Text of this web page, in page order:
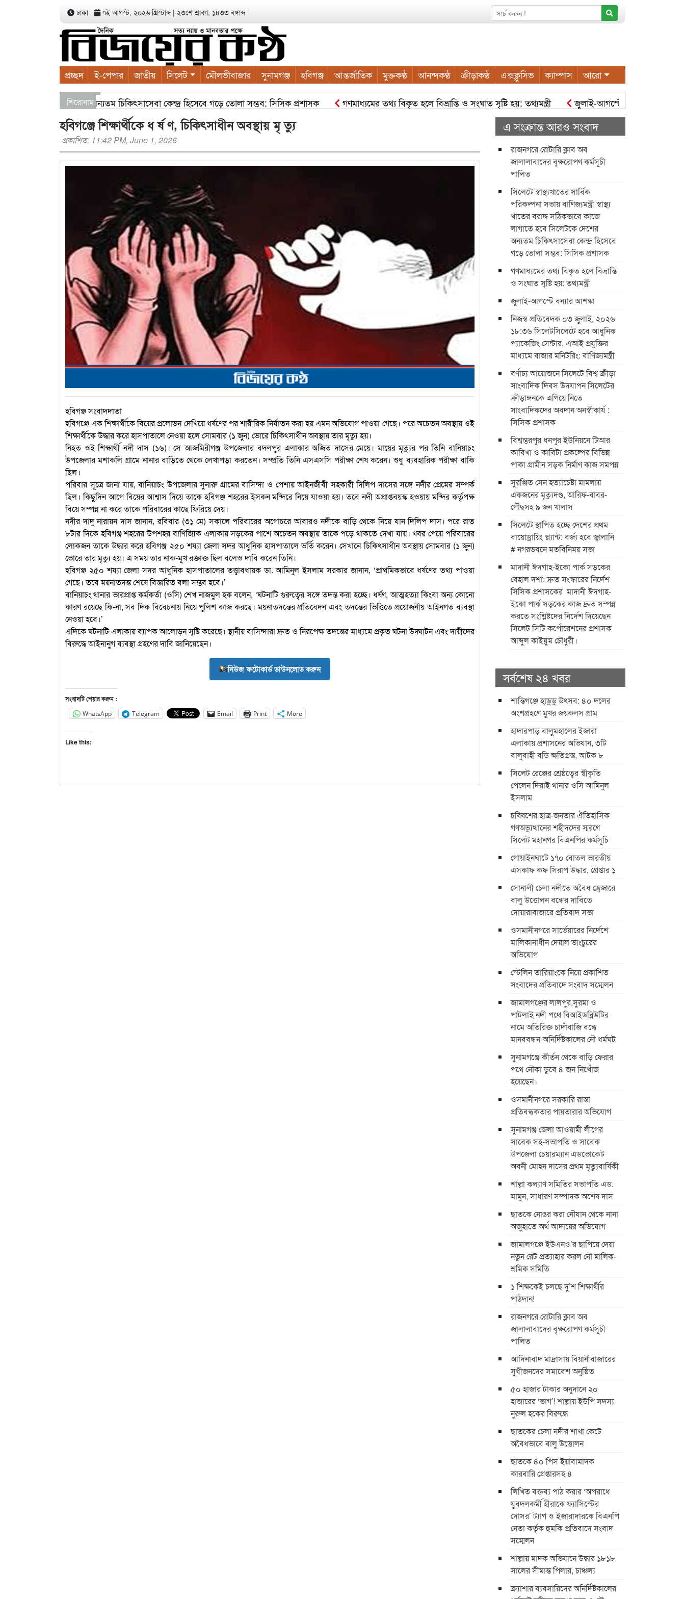
ঢাকা ৭ই আগস্ট, ২০২৬ খ্রিস্টাব্দ| ২৩শে শ্রাবণ, ১৪৩৩ বঙ্গাব্দ
প্রচ্ছদ ই-পেপার জাতীয় সিলেট মৌলভীবাজার সুনামগঞ্জ হবিগঞ্জ আন্তর্জাতিক মুক্তকণ্ঠ আনন্দকণ্ঠ ক্রীড়াকণ্ঠ এক্সক্লুসিভ ক্যাম্পাস আরো
শিরোনাম
হবে সিলেটকে দেশের অন্যতম চিকিৎসাসেবা কেন্দ্র হিসেবে গড়ে তোলা সম্ভব: সিসিক প্রশাসক গণমাধ্যমের তথ্য বিকৃত হলে বিভ্রান্তি ও সংঘাত সৃষ্টি হয়: তথ্যমন্ত্রী জুলাই-আগস্টে বন্যার আশঙ্কা
সম্প্রসারিত ওয়ার্ডে আধুনিক নাগরিক সুবিধা করতে কাজ করছে সিসিক: সিসিক প্রশাসক হোল্ডিং ট্যাক্স পরিশোধে নগরবাসীর সহযোগিতা কামনা রাজনীতি দিনে ১০টির বেশি খুন ও
হবিগঞ্জে শিক্ষার্থীকে ধ র্ষ ণ, চিকিৎসাধীন অবস্থায় মৃ ত্যু
প্রকাশিত: 11:42 PM, June 1, 2026
হবিগঞ্জ সংবাদদাতা
হবিগঞ্জে এক শিক্ষার্থীকে বিয়ের প্রলোভন দেখিয়ে ধর্ষণের পর শারীরিক নির্যাতন করা হয় এমন অভিযোগ পাওয়া গেছে। পরে অচেতন অবস্থায় ওই
শিক্ষার্থীকে উদ্ধার করে হাসপাতালে নেওয়া হলে সোমবার (১ জুন) ভোরে চিকিৎসাধীন অবস্থায় তার মৃত্যু হয়।
নিহত ওই শিক্ষার্থী নদী দাস (১৬)। সে আজমিরীগঞ্জ উপজেলার বদলপুর এলাকার অজিত দাসের মেয়ে। মায়ের মৃত্যুর পর তিনি বানিয়াচং
উপজেলার মশাকলি গ্রামে নানার বাড়িতে থেকে লেখাপড়া করতেন। সম্প্রতি তিনি এসএসসি পরীক্ষা শেষ করেন। শুধু ব্যবহারিক পরীক্ষা বাকি
ছিল।
পরিবার সূত্রে জানা যায়, বানিয়াচং উপজেলার সুনারু গ্রামের বাসিন্দা ও পেশায় আইনজীবী সহকারী দিলিপ দাসের সঙ্গে নদীর প্রেমের সম্পর্ক
ছিল। কিছুদিন আগে বিয়ের আশ্বাস দিয়ে তাকে হবিগঞ্জ শহরের ইসকন মন্দিরে নিয়ে যাওয়া হয়। তবে নদী অপ্রাপ্তবয়স্ক হওয়ায় মন্দির কর্তৃপক্ষ
বিয়ে সম্পন্ন না করে তাকে পরিবারের কাছে ফিরিয়ে দেয়।
নদীর দাদু নারায়ন দাস জানান, রবিবার (৩১ মে) সকালে পরিবারের অগোচরে আবারও নদীকে বাড়ি থেকে নিয়ে যান দিলিপ দাস। পরে রাত
৮টার দিকে হবিগঞ্জ শহরের উপশহর বাণিজ্যিক এলাকায় সড়কের পাশে অচেতন অবস্থায় তাকে পড়ে থাকতে দেখা যায়। খবর পেয়ে পরিবারের
লোকজন তাকে উদ্ধার করে হবিগঞ্জ ২৫০ শয্যা জেলা সদর আধুনিক হাসপাতালে ভর্তি করেন। সেখানে চিকিৎসাধীন অবস্থায় সোমবার (১ জুন)
ভোরে তার মৃত্যু হয়। এ সময় তার নাক-মূখ রক্তাক্ত ছিল বলেও দাবি করেন তিনি।
হবিগঞ্জ ২৫০ শয্যা জেলা সদর আধুনিক হাসপাতালের তত্ত্বাবধায়ক ডা. আমিনুল ইসলাম সরকার জানান, ‘প্রাথমিকভাবে ধর্ষণের তথ্য পাওয়া
গেছে। তবে ময়নাতদন্ত শেষে বিস্তারিত বলা সম্ভব হবে।’
বানিয়াচং থানার ভারপ্রাপ্ত কর্মকর্তা (ওসি) শেখ নাজমুল হক বলেন, ‘ঘটনাটি গুরুত্বের সঙ্গে তদন্ত করা হচ্ছে। ধর্ষণ, আত্মহত্যা কিংবা অন্য কোনো
কারণ রয়েছে কি-না, সব দিক বিবেচনায় নিয়ে পুলিশ কাজ করছে। ময়নাতদন্তের প্রতিবেদন এবং তদন্তের ভিত্তিতে প্রয়োজনীয় আইনগত ব্যবস্থা
নেওয়া হবে।’
এদিকে ঘটনাটি এলাকায় ব্যাপক আলোড়ন সৃষ্টি করেছে। স্থানীয় বাসিন্দারা দ্রুত ও নিরপেক্ষ তদন্তের মাধ্যমে প্রকৃত ঘটনা উদ্ঘাটন এবং দায়ীদের
বিরুদ্ধে আইনানুগ ব্যবস্থা গ্রহণের দাবি জানিয়েছেন।
নিউজ ফটোকার্ড ডাউনলোড করুন
সংবাদটি শেয়ার করুন :
WhatsApp Telegram Email Print More
Like this:
এ সংক্রান্ত আরও সংবাদ
রাজনগরে রোটারি ক্লাব অব
জালালাবাদের বৃক্ষরোপণ কর্মসূচী
পালিত
সিলেটে স্বাস্থ্যখাতের সার্বিক
পরিকল্পনা সভায় বাণিজ্যমন্ত্রী স্বাস্থ্য
খাতের বরাদ্দ সঠিকভাবে কাজে
লাগাতে হবে সিলেটকে দেশের
অন্যতম চিকিৎসাসেবা কেন্দ্র হিসেবে
গড়ে তোলা সম্ভব: সিসিক প্রশাসক
গণমাধ্যমের তথ্য বিকৃত হলে বিভ্রান্তি
ও সংঘাত সৃষ্টি হয়: তথ্যমন্ত্রী
জুলাই-আগস্টে বন্যার আশঙ্কা
নিজস্ব প্রতিবেদক ০৩ জুলাই, ২০২৬
১৮:৩৬ সিলেটসিলেটে হবে আধুনিক
প্যাকেজিং সেন্টার, এআই প্রযুক্তির
মাধ্যমে বাজার মনিটরিং: বাণিজ্যমন্ত্রী
বর্ণাঢ্য আয়োজনে সিলেটে বিশ্ব ক্রীড়া
সাংবাদিক দিবস উদযাপন সিলেটের
ক্রীড়াঙ্গনকে এগিয়ে নিতে
সাংবাদিকদের অবদান অনস্বীকার্য :
সিসিক প্রশাসক
বিশ্বম্ভরপুর ধনপুর ইউনিয়নে টিআর
কাবিখা ও কাবিটা প্রকল্পের বিভিন্ন
পাকা গ্রামীন সড়ক নির্মাণ কাজ সমপন্ন
সুরঞ্জিত সেন হত্যাচেষ্টা মামলায়
একজনের মৃত্যুদণ্ড, আরিফ-বাবর-
গৌছসহ ৯ জন খালাস
​সিলেটে স্থাপিত হচ্ছে দেশের প্রথম
বায়োড্রায়িং প্ল্যান্ট: বর্জ্য হবে জ্বালানি ​
# নগরভবনে মতবিনিময় সভা
​মাদানী ঈদগাহ-ইকো পার্ক সড়কের
বেহাল দশা: দ্রুত সংস্কারের নির্দেশ
সিসিক প্রশাসকের ​ ​মাদানী ঈদগাহ-
ইকো পার্ক সড়কের কাজ দ্রুত সম্পন্ন
করতে সংশ্লিষ্টদের নির্দেশ দিয়েছেন
সিলেট সিটি কর্পোরেশনের প্রশাসক
আব্দুল কাইয়ুম চৌধুরী।
সর্বশেষ ২৪ খবর
শান্তিগঞ্জে হাডুডু উৎসব: ৪০ দলের
অংশগ্রহণে মুখর জয়কলস গ্রাম
হাদারপাড় বালুমহালের ইজারা
এলাকায় প্রশাসনের অভিযান, ৩টি
বালুবাহী বডি ক্ষতিগ্রস্ত, আটক ৮
সিলেট রেঞ্জের শ্রেষ্ঠত্বের স্বীকৃতি
পেলেন দিরাই থানার ওসি আমিনুল
ইসলাম
চব্বিশের ছাত্র-জনতার ঐতিহাসিক
গণঅভ্যুত্থানের শহীদদের স্মরণে
সিলেট মহানগর বিএনপির কর্মসূচি
গোয়াইনঘাটে ১৭০ বোতল ভারতীয়
এসকাফ কফ সিরাপ উদ্ধার, গ্রেপ্তার ১
সোনালী চেলা নদীতে অবৈধ ড্রেজারে
বালু উত্তোলন বন্ধের দাবিতে
দোয়ারাবাজারে প্রতিবাদ সভা
ওসমানীনগরে সার্ভেয়ারের নির্দেশে
মালিকানাধীন দেয়াল ভাংচুরের
অভিযোগ
স্টেলিন তারিয়াংকে নিয়ে প্রকাশিত
সংবাদের প্রতিবাদে সংবাদ সম্মেলন
জামালগঞ্জের লালপুর,সুরমা ও
পাটলাই নদী পথে বিআইডব্লিউটির
নামে অতিরিক্ত চাদাঁবাজি বন্ধে
মানববন্ধন-অনির্দিষ্টকালের নৌ ধর্মঘট
সুনামগঞ্জে কীর্তন থেকে বাড়ি ফেরার
পথে নৌকা ডুবে ৪ জন নিখোঁজ
হয়েছেন।
ওসমানীনগরে সরকারি রাস্তা
প্রতিবন্ধকতার পায়তারার অভিযোগ
সুনামগঞ্জ জেলা আওয়ামী লীগের
সাবেক সহ-সভাপতি ও সাবেক
উপজেলা চেয়ারম্যান এডভোকেট
অবনী মোহন দাসের প্রথম মৃত্যুবার্ষিকী
শাল্লা কল্যাণ সমিতির সভাপতি এড.
মামুন, সাধারণ সম্পাদক অশেষ দাস
ছাতকে নোঙর করা নৌযান থেকে নানা
অজুহাতে অর্থ আদায়ের অভিযোগ
জামালগঞ্জে ইউএনও’র ছাপিয়ে দেয়া
নতুন রেট প্রত্যাহার করল নৌ মালিক-
শ্রমিক সমিতি
১ শিক্ষকেই চলছে দু’শ শিক্ষার্থীর
পাঠদান!
রাজনগরে রোটারি ক্লাব অব
জালালাবাদের বৃক্ষরোপণ কর্মসূচী
পালিত
আদিনাবাদ মাদ্রাসায় বিয়ানীবাজারের
সুধীজনদের সমাবেশ অনুষ্ঠিত
৫০ হাজার টাকার অনুদানে ২০
হাজারের ‘ভাগ’! শাল্লায় ইউপি সদস্য
নুরুল হকের বিরুদ্ধে
ছাতকের চেলা নদীর শাখা কেটে
অবৈধভাবে বালু উত্তোলন
ছাতকে ৪০ পিস ইয়াবামাদক
কারবারি গ্রেপ্তারসহ ৪
লিখিত বক্তব্য পাঠ করার ‘অপরাধে
যুবদলকর্মী হীরাকে ফ্যাসিস্টের
দোসর’ ট্যাগ ও ইজারাদারকে বিএনপি
নেতা কর্তৃক হুমকি প্রতিবাদে সংবাদ
সম্মেলন
শাল্লায় মাদক অভিযানে উদ্ধার ১৮১৮
সালের সীমান্ত পিলার, চাঞ্চল্য
ক্র্যাশার ব্যবসায়িদের অনির্দিষ্টকালের